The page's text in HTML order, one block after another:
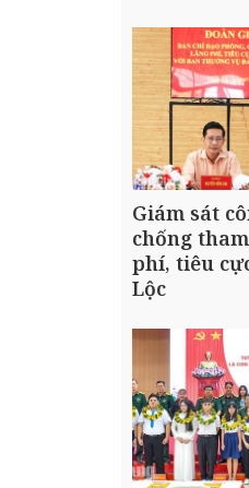
Giám sát
chống
phí, tiêu
Lộc